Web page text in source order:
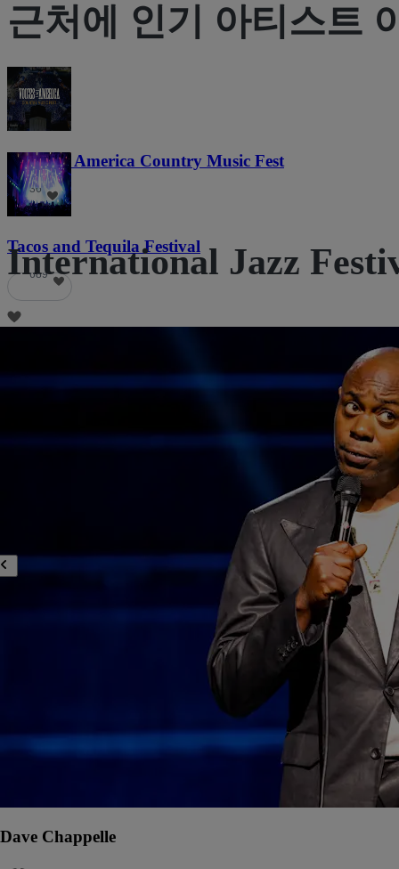
근처에 인기 아티스트
Voices of America Country Music Fest
36
Tacos and Tequila Festival
689
International Jazz
Dave Chappelle